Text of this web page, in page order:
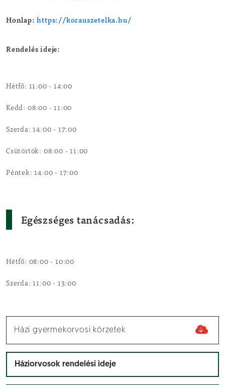
Honlap:https://korauszetelka.hu/
Rendelés ideje:
Hétfő: 11:00 - 14:00
Kedd: 08:00 - 11:00
Szerda: 14:00 - 17:00
Csütörtök: 08:00 - 11:00
Péntek: 14:00 - 17:00
Egészséges tanácsadás:
Hétfő: 08:00 - 10:00
Szerda: 11:00 - 13:00
Házi gyermekorvosi körzetek
Háziorvosok rendelési ideje